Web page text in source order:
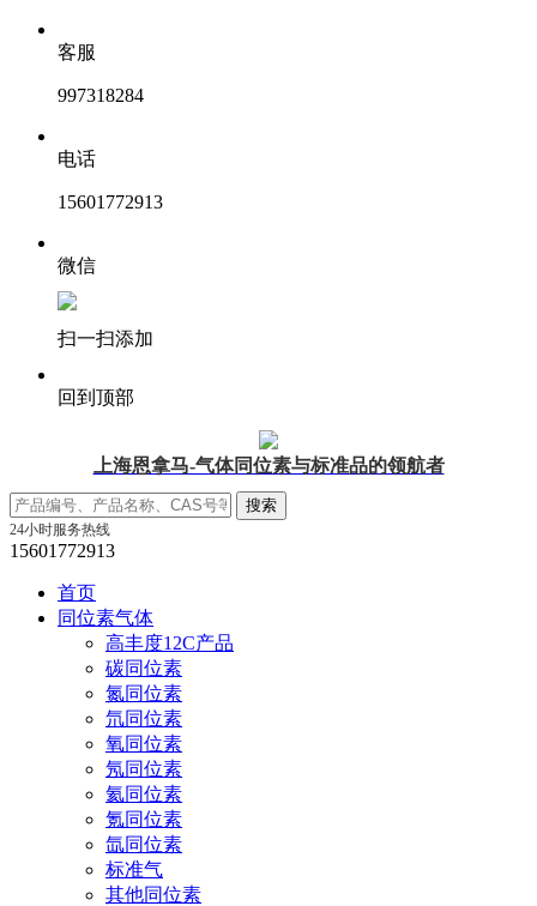
客服
997318284
电话
15601772913
微信
扫一扫添加
回到顶部
上海恩拿马-气体同位素与标准品的领航者
24小时服务热线
15601772913
首页
同位素气体
高丰度12C产品
碳同位素
氮同位素
氘同位素
氧同位素
氖同位素
氦同位素
氪同位素
氙同位素
标准气
其他同位素